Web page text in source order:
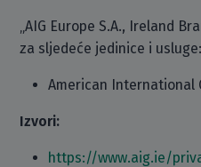
„AIG Europe S.A., Ireland
za sljedeće jedinice i usluge:
American International
Izvori:
https://www.aig.ie/